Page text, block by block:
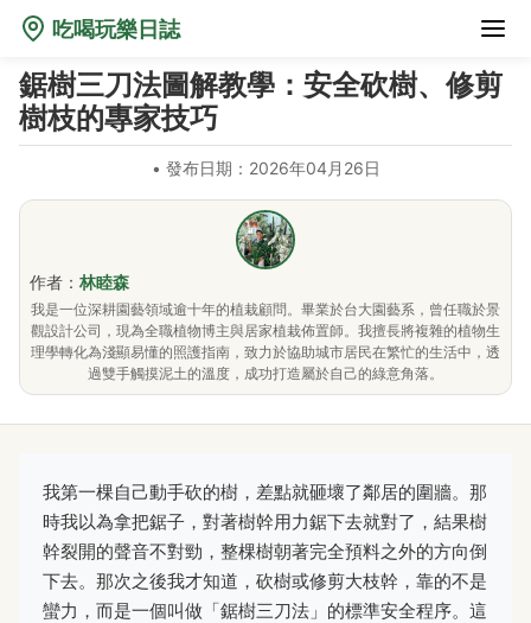
吃喝玩樂日誌
鋸樹三刀法圖解教學：安全砍樹、修剪
樹枝的專家技巧
• 發布日期：2026年04月26日
作者： 林睦森
我是一位深耕園藝領域逾十年的植栽顧問。畢業於台大園藝系，曾任職於景
觀設計公司，現為全職植物博主與居家植栽佈置師。我擅長將複雜的植物生
理學轉化為淺顯易懂的照護指南，致力於協助城市居民在繁忙的生活中，透
過雙手觸摸泥土的溫度，成功打造屬於自己的綠意角落。
我第一棵自己動手砍的樹，差點就砸壞了鄰居的圍牆。那
時我以為拿把鋸子，對著樹幹用力鋸下去就對了，結果樹
幹裂開的聲音不對勁，整棵樹朝著完全預料之外的方向倒
下去。那次之後我才知道，砍樹或修剪大枝幹，靠的不是
蠻力，而是一個叫做「鋸樹三刀法」的標準安全程序。這